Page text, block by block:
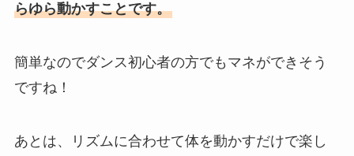
らゆら動かすことです。
簡単なのでダンス初心者の方でもマネができそう
ですね！
あとは、リズムに合わせて体を動かすだけで楽し